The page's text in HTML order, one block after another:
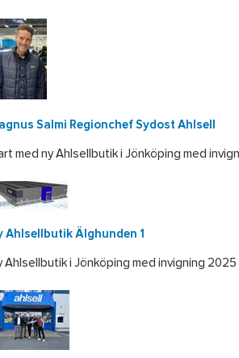
Salmi Regionchef Sydost Ahlsell
med ny Ahlsellbutik i Jönköping med
Ahlsellbutik Älghunden 1
Ahlsellbutik i Jönköping med invigning 2025